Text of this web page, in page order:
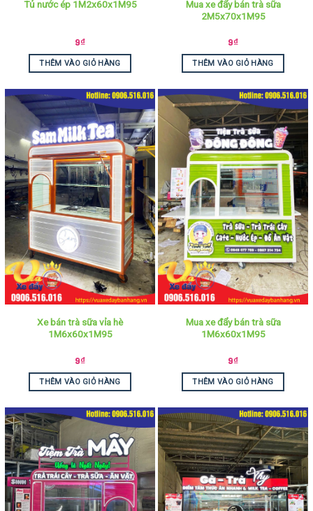
Tủ nước ép 1M2x60x1M95
9₫
THÊM VÀO GIỎ HÀNG
Mua xe đẩy bán trà sữa
2M5x70x1M95
9₫
THÊM VÀO GIỎ HÀNG
Xe bán trà sữa vỉa hè
1M6x60x1M95
9₫
THÊM VÀO GIỎ HÀNG
Mua xe đẩy bán trà sữa
1M6x60x1M95
9₫
THÊM VÀO GIỎ HÀNG